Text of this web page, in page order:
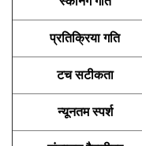
प्रतिक्रिया गति
टच सटीकता
न्यूनतम स्पर्श